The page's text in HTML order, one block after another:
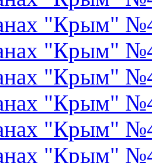
"Крым"
"Крым"
"Крым"
"Крым"
"Крым"
"Крым"